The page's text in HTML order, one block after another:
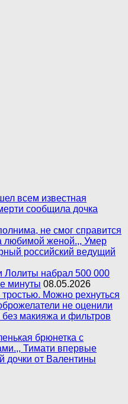
всем известная
сообщила дочка
не смог справится
любимой женой.,, Умер
российский ведущий
Лолиты набрал 500 000
минуты 08.05.2026
тростью. Можно рехнуться
не оценили
макияжа и фильтров
брюнетка с
Тимати впервые
дочки от Валентины